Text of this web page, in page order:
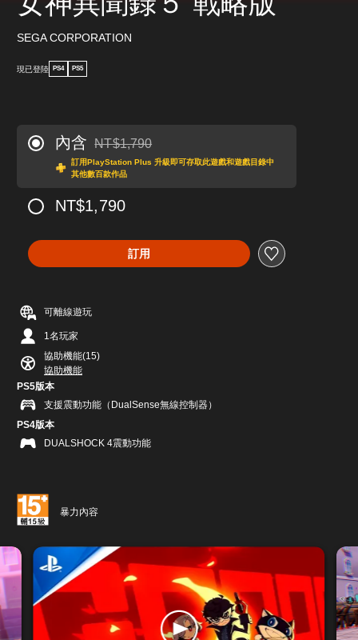
SEGA CORPORATION
現已登陸 PS4 PS5
內含 折扣前原價為NT$1,790
NT$1,790
訂用PlayStation Plus 升級即可存取此遊戲和遊戲目錄中
其他數百款作品
NT$1,790
訂用
可離線遊玩
1名玩家
協助機能(15)
協助機能
PS5版本
支援震動功能（DualSense無線控制器）
PS4版本
DUALSHOCK 4震動功能
暴力內容